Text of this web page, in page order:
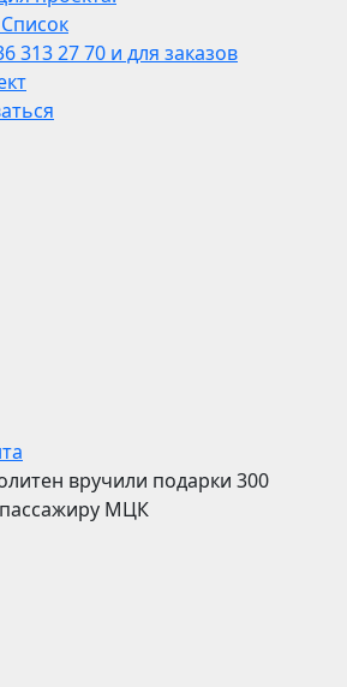
313 27 70 и для заказов
вручили подарки 300
МЦК